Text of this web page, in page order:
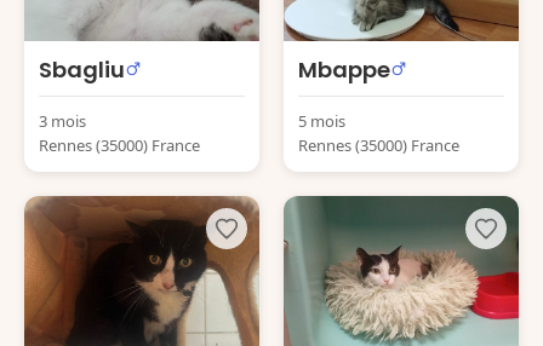
Sbagliu
3 mois
Rennes (35000) France
Mbappe
5 mois
Rennes (35000) France